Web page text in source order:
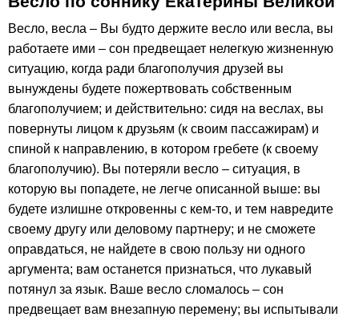
Весло, весла – Вы будто держите весло или весла, вы
работаете ими – сон предвещает нелегкую жизненную
ситуацию, когда ради благополучия друзей вы
вынуждены будете пожертвовать собственным
благополучием; и действительно: сидя на веслах, вы
повернуты лицом к друзьям (к своим пассажирам) и
спиной к направлению, в котором гребете (к своему
благополучию). Вы потеряли весло – ситуация, в
которую вы попадете, не легче описанной выше: вы
будете излишне откровенны с кем-то, и тем навредите
своему другу или деловому партнеру; и не сможете
оправдаться, не найдете в свою пользу ни одного
аргумента; вам останется признаться, что лукавый
потянул за язык. Ваше весло сломалось – сон
предвещает вам внезапную перемену; вы испытывали